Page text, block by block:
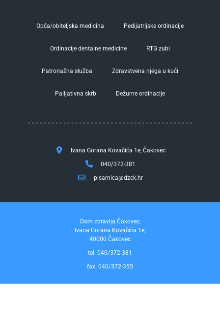
Opća/obiteljska medicina Pedijatrijske ordinacije
Ordinacije dentalne medicine RTG zubi
Patronažna služba Zdravstvena njega u kući
Palijativna skrb Dežurne ordinacije
Ivana Gorana Kovačića 1e, Čakovec
040/372-381
pisarnica@dzck.hr
Dom zdravlja Čakovec,
Ivana Gorana Kovačića 1e,
40000 Čakovec
tel. 040/372-381
fax. 040/372-355
Pravo na pristup informacijama